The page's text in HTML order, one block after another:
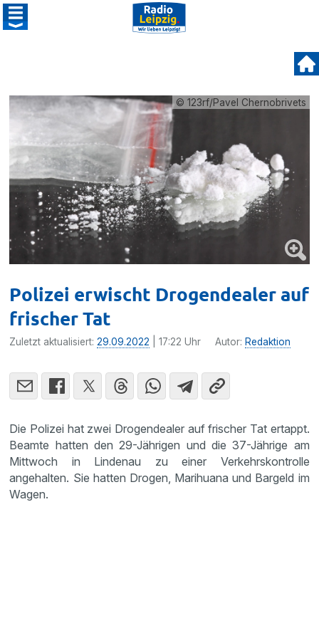
© 123rf/Pavel Chernobrivets
Polizei erwischt Drogendealer auf
frischer Tat
Zuletzt aktualisiert:29.09.2022 | 17:22 Uhr Autor: Redaktion
Die Polizei hat zwei Drogendealer auf frischer Tat ertappt.
Beamte hatten den 29-Jährigen und die 37-Jährige am
Mittwoch in Lindenau zu einer Verkehrskontrolle
angehalten. Sie hatten Drogen, Marihuana und Bargeld im
Wagen.